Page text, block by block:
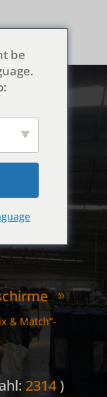
&
9
& Match”-
2314)
be